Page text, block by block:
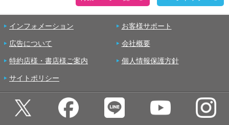
インフォメーション お客様サポート
広告について 会社概要
特約店様・書店様ご案内 個人情報保護方針
サイトポリシー